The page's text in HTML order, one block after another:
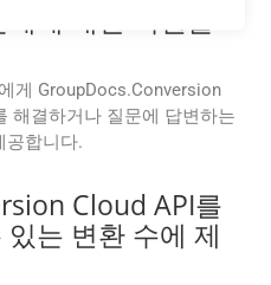
에 대한 지원을
게 GroupDocs.Conversion
해결하거나 질문에 답변하는
공합니다.
Cloud API를
는 변환 수에 제